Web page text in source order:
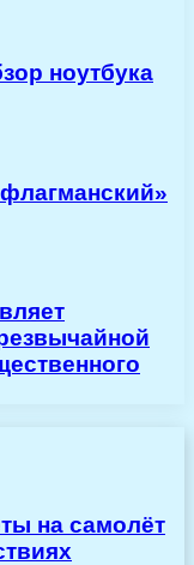
ноутбука
на самолёт